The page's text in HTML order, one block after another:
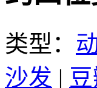
类型：
沙发 |